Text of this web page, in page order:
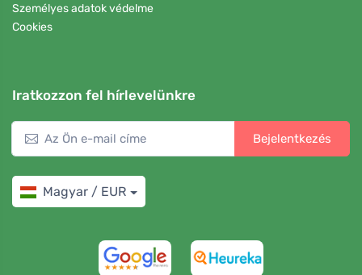
Személyes adatok védelme
Cookies
Iratkozzon fel hírlevelünkre
Bejelentkezés
Magyar / EUR